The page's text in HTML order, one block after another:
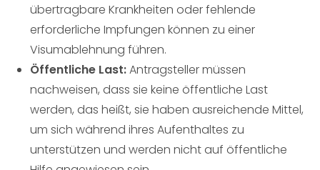
übertragbare Krankheiten oder fehlende
erforderliche Impfungen können zu einer
Visumablehnung führen.
Öffentliche Last:Antragsteller müssen
nachweisen, dass sie keine öffentliche Last
werden, das heißt, sie haben ausreichende Mittel,
um sich während ihres Aufenthaltes zu
unterstützen und werden nicht auf öffentliche